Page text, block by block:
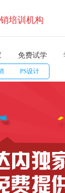
培训机构
PS设计
免费试学